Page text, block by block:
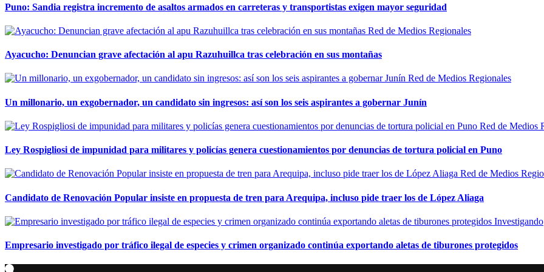
Puno: Sandia registra incremento de asaltos armados en carreteras y transportistas exigen mayor seguridad
Red de Medios Regionales
Ayacucho: Denuncian grave afectación al apu Razuhuillca tras celebración en sus montañas
Red de Medios Regionales
Un millonario, un exgobernador, un candidato sin ingresos: así son los seis aspirantes a gobernar Junín
Red de Medios
Ley Rospigliosi de impunidad para militares y policías genera cuestionamientos por denuncias de tortura policial en Puno
Red de Medios
Candidato de Renovación Popular insiste en propuesta de tren para Arequipa, incluso pide traer los de López Aliaga
Investigando
Empresario investigado por tráfico ilegal de especies y crimen organizado continúa exportando aletas de tiburones protegidos